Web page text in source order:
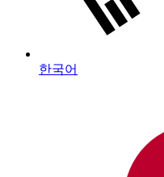
한국어